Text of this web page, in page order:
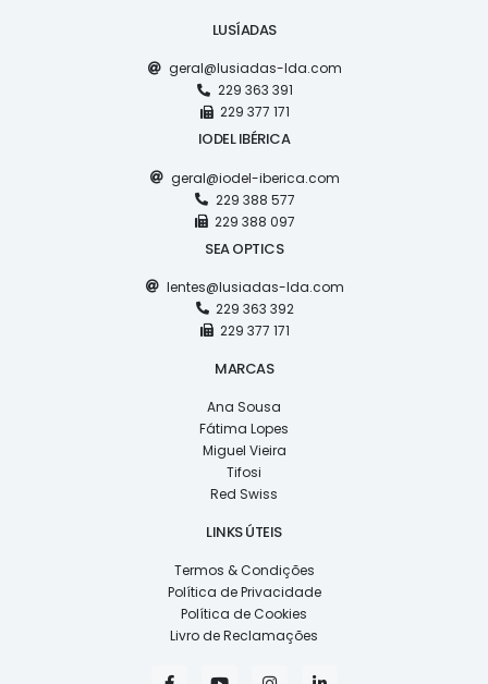
LUSÍADAS
geral@lusiadas-lda.com
229 363 391
229 377 171
IODEL IBÉRICA
geral@iodel-iberica.com
229 388 577
229 388 097
SEA OPTICS
lentes@lusiadas-lda.com
229 363 392
229 377 171
MARCAS
Ana Sousa
Fátima Lopes
Miguel Vieira
Tifosi
Red Swiss
LINKS ÚTEIS
Termos & Condições
Política de Privacidade
Política de Cookies
Livro de Reclamações
F Y I